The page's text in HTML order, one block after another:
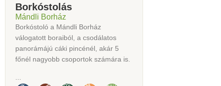
Borkóstolás
Mándli Borház
Borkóstoló a Mándli Borház
válogatott boraiból, a csodálatos
panorámájú cáki pincénél, akár 5
főnél nagyobb csoportok számára is.